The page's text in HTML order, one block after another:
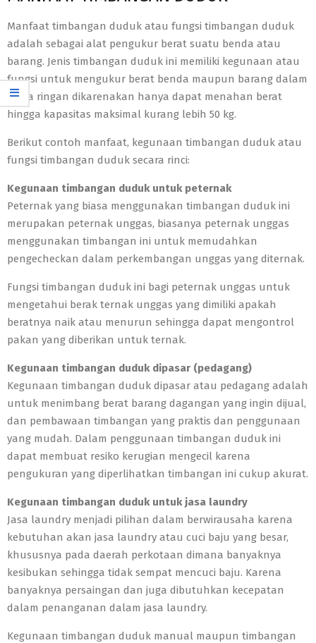
Manfaat timbangan duduk atau fungsi timbangan duduk
adalah sebagai alat pengukur berat suatu benda atau
barang. Jenis timbangan duduk ini memiliki kegunaan atau
fungsi untuk mengukur berat benda maupun barang dalam
skala ringan dikarenakan hanya dapat menahan berat
hingga kapasitas maksimal kurang lebih 50 kg.
Berikut contoh manfaat, kegunaan timbangan duduk atau
fungsi timbangan duduk secara rinci:
Kegunaan timbangan duduk untuk peternak
Peternak yang biasa menggunakan timbangan duduk ini
merupakan peternak unggas, biasanya peternak unggas
menggunakan timbangan ini untuk memudahkan
pengecheckan dalam perkembangan unggas yang diternak.
Fungsi timbangan duduk ini bagi peternak unggas untuk
mengetahui berak ternak unggas yang dimiliki apakah
beratnya naik atau menurun sehingga dapat mengontrol
pakan yang diberikan untuk ternak.
Kegunaan timbangan duduk dipasar (pedagang)
Kegunaan timbangan duduk dipasar atau pedagang adalah
untuk menimbang berat barang dagangan yang ingin dijual,
dan pembawaan timbangan yang praktis dan penggunaan
yang mudah. Dalam penggunaan timbangan duduk ini
dapat membuat resiko kerugian mengecil karena
pengukuran yang diperlihatkan timbangan ini cukup akurat.
Kegunaan timbangan duduk untuk jasa laundry
Jasa laundry menjadi pilihan dalam berwirausaha karena
kebutuhan akan jasa laundry atau cuci baju yang besar,
khususnya pada daerah perkotaan dimana banyaknya
kesibukan sehingga tidak sempat mencuci baju. Karena
banyaknya persaingan dan juga dibutuhkan kecepatan
dalam penanganan dalam jasa laundry.
Kegunaan timbangan duduk manual maupun timbangan